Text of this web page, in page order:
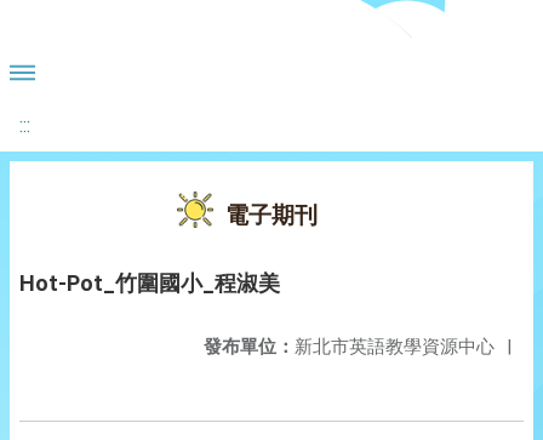
:::
電子期刊
Hot-Pot_竹圍國小_程淑美
發布單位： 新北市英語教學資源中心 |